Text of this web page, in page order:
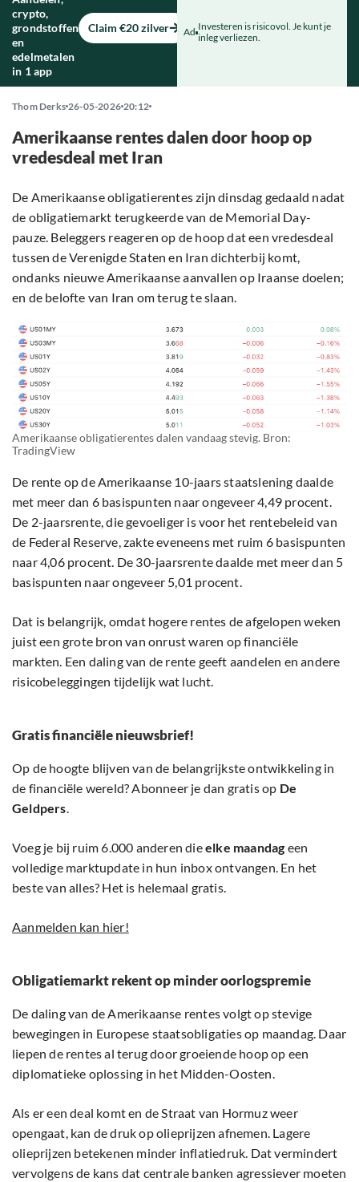
crypto,
grondstoffen
en
edelmetalen
in 1 app
Claim €20 zilver Ad Investeren is risicovol. Je kunt je
inleg verliezen.
Thom Derks 26-05-2026 20:12
Amerikaanse rentes dalen door hoop op
vredesdeal met Iran
De Amerikaanse obligatierentes zijn dinsdag gedaald nadat
de obligatiemarkt terugkeerde van de Memorial Day-
pauze. Beleggers reageren op de hoop dat een vredesdeal
tussen de Verenigde Staten en Iran dichterbij komt,
ondanks nieuwe Amerikaanse aanvallen op Iraanse doelen;
en de belofte van Iran om terug te slaan.
Amerikaanse obligatierentes dalen vandaag stevig. Bron:
TradingView
De rente op de Amerikaanse 10-jaars staatslening daalde
met meer dan 6 basispunten naar ongeveer 4,49 procent.
De 2-jaarsrente, die gevoeliger is voor het rentebeleid van
de Federal Reserve, zakte eveneens met ruim 6 basispunten
naar 4,06 procent. De 30-jaarsrente daalde met meer dan 5
basispunten naar ongeveer 5,01 procent.
Dat is belangrijk, omdat hogere rentes de afgelopen weken
juist een grote bron van onrust waren op financiële
markten. Een daling van de rente geeft aandelen en andere
risicobeleggingen tijdelijk wat lucht.
Gratis financiële nieuwsbrief!
Op de hoogte blijven van de belangrijkste ontwikkeling in
de financiële wereld? Abonneer je dan gratis op De
Geldpers.
Voeg je bij ruim 6.000 anderen dieelke maandag een
volledige marktupdate in hun inbox ontvangen. En het
beste van alles? Het is helemaal gratis.
Aanmelden kan hier!
Obligatiemarkt rekent op minder oorlogspremie
De daling van de Amerikaanse rentes volgt op stevige
bewegingen in Europese staatsobligaties op maandag. Daar
liepen de rentes al terug door groeiende hoop op een
diplomatieke oplossing in het Midden-Oosten.
Als er een deal komt en de Straat van Hormuz weer
opengaat, kan de druk op olieprijzen afnemen. Lagere
olieprijzen betekenen minder inflatiedruk. Dat vermindert
vervolgens de kans dat centrale banken agressiever moeten